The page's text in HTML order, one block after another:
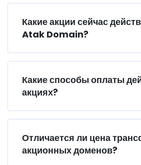
Какие акции сейчас
Atak Domain?
Какие способы оплаты
акциях?
Отличается ли цена
акционных доменов?